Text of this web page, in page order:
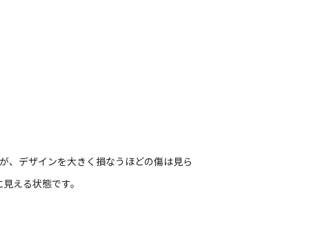
、デザインを大きく損なうほどの傷は見ら
える状態です。